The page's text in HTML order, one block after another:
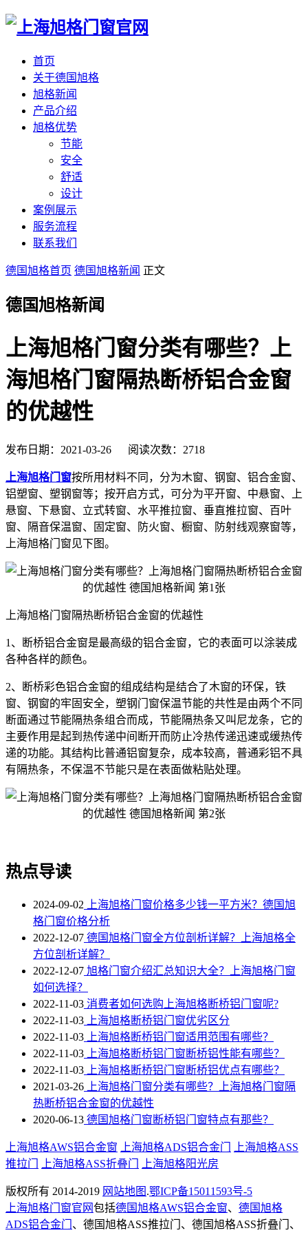
首页
关于德国旭格
旭格新闻
产品介绍
旭格优势
节能
安全
舒适
设计
案例展示
服务流程
联系我们
德国旭格首页 德国旭格新闻 正文
德国旭格新闻
上海旭格门窗分类有哪些？上
海旭格门窗隔热断桥铝合金窗
的优越性
发布日期：2021-03-26 阅读次数：2718
上海旭格门窗按所用材料不同，分为木窗、钢窗、铝合金窗、
铝塑窗、塑钢窗等；按开启方式，可分为平开窗、中悬窗、上
悬窗、下悬窗、立式转窗、水平推拉窗、垂直推拉窗、百叶
窗、隔音保温窗、固定窗、防火窗、橱窗、防射线观察窗等，
上海旭格门窗见下图。
上海旭格门窗隔热断桥铝合金窗的优越性
1、断桥铝合金窗是最高级的铝合金窗，它的表面可以涂装成
各种各样的颜色。
2、断桥彩色铝合金窗的组成结构是结合了木窗的环保，铁
窗、钢窗的牢固安全，塑钢门窗保温节能的共性是由两个不同
断面通过节能隔热条组合而成，节能隔热条又叫尼龙条，它的
主要作用是起到热传递中间断开而防止冷热传递迅速或缓热传
递的功能。其结构比普通铝窗复杂，成本较高，普通彩铝不具
有隔热条，不保温不节能只是在表面做粘贴处理。
热点导读
2024-09-02 上海旭格门窗价格多少钱一平方米？德国旭
格门窗价格分析
2022-12-07 德国旭格门窗全方位剖析详解？上海旭格全
方位剖析详解？
2022-12-07 旭格门窗介绍汇总知识大全？上海旭格门窗
如何选择？
2022-11-03 消费者如何选购上海旭格断桥铝门窗呢?
2022-11-03 上海旭格断桥铝门窗优劣区分
2022-11-03 上海旭格​断桥铝门窗适用范围有哪些？
2022-11-03 上海旭格断桥铝门窗断桥铝性能有哪些？
2022-11-03 上海旭格断桥铝门窗断桥铝优点有哪些？
2021-03-26 上海旭格门窗分类有哪些？上海旭格门窗隔
热断桥铝合金窗的优越性
2020-06-13 德国旭格门窗断桥铝门窗特点有那些？
上海旭格AWS铝合金窗 上海旭格ADS铝合金门
上海旭格ASS
推拉门
上海旭格ASS折叠门 上海旭格阳光房
版权所有 2014-2019 网站地图 .鄂ICP备15011593号-5
上海旭格门窗官网包括德国旭格AWS铝合金窗、 德国旭格
ADS铝合金门 、德国旭格ASS推拉门、德国旭格ASS折叠门、